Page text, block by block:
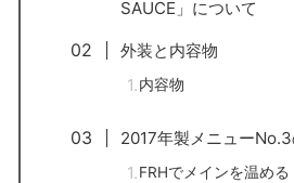
SAUCE」について
外装と内容物
内容物
2017年製メニュー
FRHでメインを温める